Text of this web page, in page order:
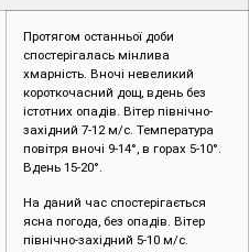
Протягом останньої доби
спостерігалась мінлива
хмарність. Вночі невеликий
короткочасний дощ, вдень без
істотних опадів. Вітер північно-
західний 7-12 м/с. Температура
повітря вночі 9-14°, в горах 5-10°.
Вдень 15-20°.
На даний час спостерігається
ясна погода, без опадів. Вітер
північно-західний 5-10 м/с.